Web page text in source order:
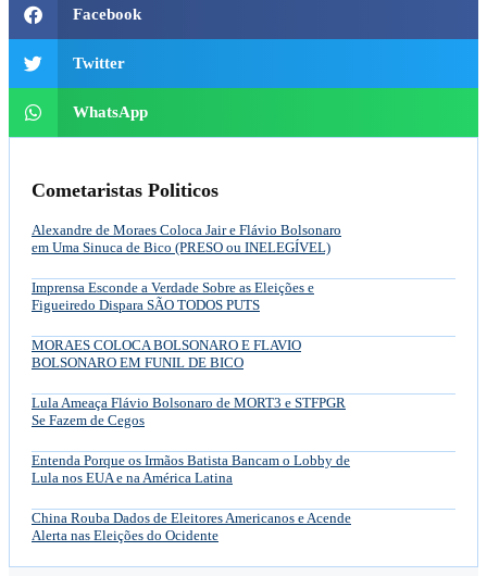
Facebook
Twitter
WhatsApp
Cometaristas Politicos
Alexandre de Moraes Coloca Jair e Flávio Bolsonaro
em Uma Sinuca de Bico (PRESO ou INELEGÍVEL)
Imprensa Esconde a Verdade Sobre as Eleições e
Figueiredo Dispara SÃO TODOS PUTS
MORAES COLOCA BOLSONARO E FLAVIO
BOLSONARO EM FUNIL DE BICO
Lula Ameaça Flávio Bolsonaro de MORT3 e STFPGR
Se Fazem de Cegos
Entenda Porque os Irmãos Batista Bancam o Lobby de
Lula nos EUA e na América Latina
China Rouba Dados de Eleitores Americanos e Acende
Alerta nas Eleições do Ocidente